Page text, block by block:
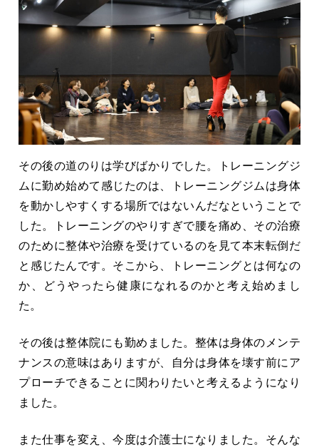
その後の道のりは学びばかりでした。トレーニングジ
ムに勤め始めて感じたのは、トレーニングジムは身体
を動かしやすくする場所ではないんだなということで
した。トレーニングのやりすぎで腰を痛め、その治療
のために整体や治療を受けているのを見て本末転倒だ
と感じたんです。そこから、トレーニングとは何なの
か、どうやったら健康になれるのかと考え始めまし
た。
その後は整体院にも勤めました。整体は身体のメンテ
ナンスの意味はありますが、自分は身体を壊す前にア
プローチできることに関わりたいと考えるようになり
ました。
また仕事を変え、今度は介護士になりました。そんな